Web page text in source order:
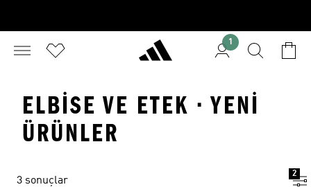
1
ELBISE VE ETEK · YENI
ÜRÜNLER
3 sonuçlar
2